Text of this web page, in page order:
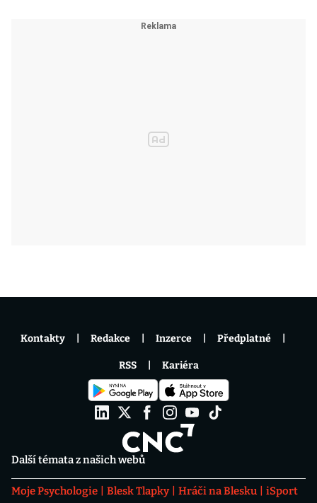
Další témata z našich webů
Moje Psychologie Blesk Tlapky Hráči na Blesku
iSport
Kontakty Redakce Inzerce Předplatné
RSS Kariéra